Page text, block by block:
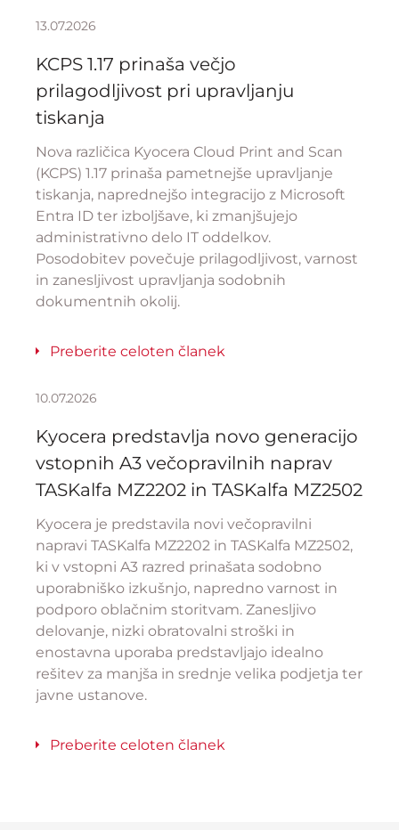
13.07.2026
KCPS 1.17 prinaša večjo
prilagodljivost pri upravljanju
tiskanja
Nova različica Kyocera Cloud Print and Scan
(KCPS) 1.17 prinaša pametnejše upravljanje
tiskanja, naprednejšo integracijo z Microsoft
Entra ID ter izboljšave, ki zmanjšujejo
administrativno delo IT oddelkov.
Posodobitev povečuje prilagodljivost, varnost
in zanesljivost upravljanja sodobnih
dokumentnih okolij.
Preberite celoten članek
10.07.2026
Kyocera predstavlja novo generacijo
vstopnih A3 večopravilnih naprav
TASKalfa MZ2202 in TASKalfa MZ2502
Kyocera je predstavila novi večopravilni
napravi TASKalfa MZ2202 in TASKalfa MZ2502,
ki v vstopni A3 razred prinašata sodobno
uporabniško izkušnjo, napredno varnost in
podporo oblačnim storitvam. Zanesljivo
delovanje, nizki obratovalni stroški in
enostavna uporaba predstavljajo idealno
rešitev za manjša in srednje velika podjetja ter
javne ustanove.
Preberite celoten članek